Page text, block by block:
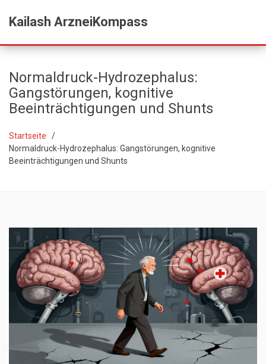
Kailash ArzneiKompass
Normaldruck-Hydrozephalus:
Gangstörungen, kognitive
Beeinträchtigungen und Shunts
Startseite
Normaldruck-Hydrozephalus: Gangstörungen, kognitive
Beeinträchtigungen und Shunts